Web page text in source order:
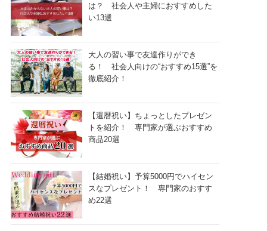
は？ 社会人や主婦におすすめした
い13選
大人の習い事で友達作りができ
る！ 社会人向けの“おすすめ15選”を
徹底紹介！
【還暦祝い】ちょっとしたプレゼン
トを紹介！ 専門家が選ぶおすすめ
商品20選
【結婚祝い】予算5000円でハイセン
スなプレゼント！ 専門家のおすす
め22選